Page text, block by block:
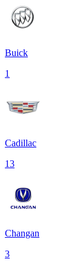
Buick
1
Cadillac
13
Changan
3